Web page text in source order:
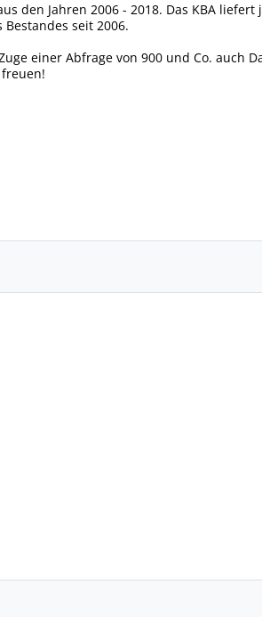
den Jahren 2006 - 2018. Das KBA liefert
seit 2006.
einer Abfrage von 900 und Co. auch